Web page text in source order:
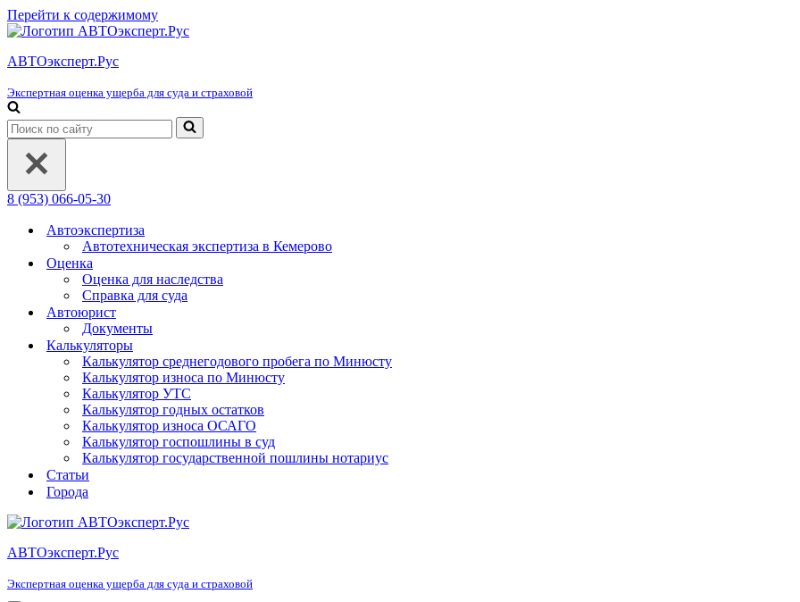
Перейти к содержимому
АВТОэксперт.Рус
Экспертная оценка ущерба для суда и страховой
Искать...
8 (953) 066-05-30
Автоэкспертиза
Автотехническая экспертиза в Кемерово
Оценка
Оценка для наследства
Справка для суда
Автоюрист
Документы
Калькуляторы
Калькулятор среднегодового пробега по Минюсту
Калькулятор износа по Минюсту
Калькулятор УТС
Калькулятор годных остатков
Калькулятор износа ОСАГО
Калькулятор госпошлины в суд
Калькулятор государственной пошлины нотариус
Статьи
Города
АВТОэксперт.Рус
Экспертная оценка ущерба для суда и страховой